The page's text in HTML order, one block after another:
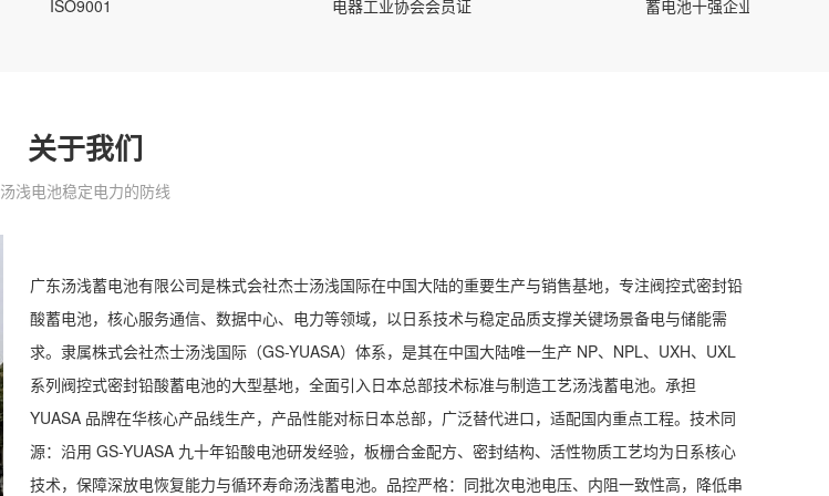
ISO9001 电器工业协会会员证 蓄电池十强企业品牌奖
关于我们
汤浅电池稳定电力的防线
广东汤浅蓄电池有限公司是株式会社杰士汤浅国际在中国大陆的重要生产与销售基地，专注阀控式密封铅
酸蓄电池，核心服务通信、数据中心、电力等领域，以日系技术与稳定品质支撑关键场景备电与储能需
求。隶属株式会社杰士汤浅国际（GS-YUASA）体系，是其在中国大陆唯一生产 NP、NPL、UXH、UXL
系列阀控式密封铅酸蓄电池的大型基地，全面引入日本总部技术标准与制造工艺汤浅蓄电池。承担
YUASA 品牌在华核心产品线生产，产品性能对标日本总部，广泛替代进口，适配国内重点工程。技术同
源：沿用 GS-YUASA 九十年铅酸电池研发经验，板栅合金配方、密封结构、活性物质工艺均为日系核心
技术，保障深放电恢复能力与循环寿命汤浅蓄电池。品控严格：同批次电池电压、内阻一致性高，降低串